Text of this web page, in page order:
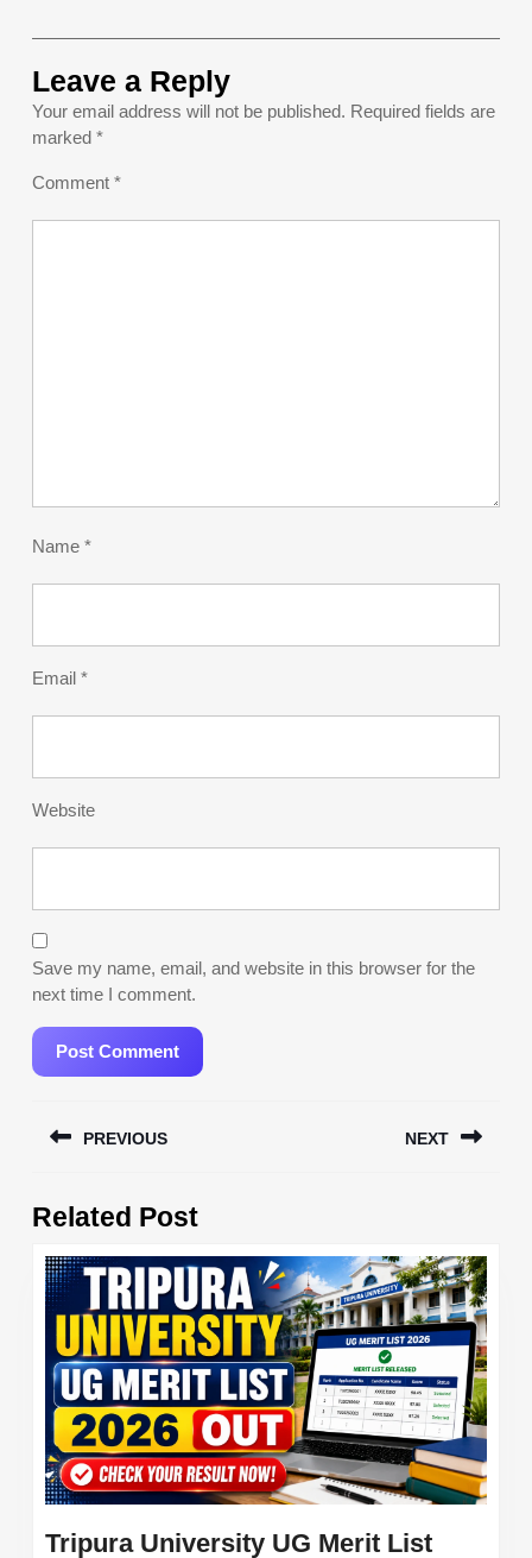
Leave a Reply
Your email address will not be published. Required fields are
marked *
Comment *
Name *
Email *
Website
Save my name, email, and website in this browser for the
next time I comment.
navigation
PREVIOUS
post:
NEXT
Related Post
Tripura University UG Merit List